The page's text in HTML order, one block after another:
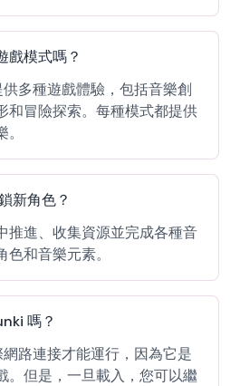
戲模式嗎？
多種遊戲體驗，包括音樂創
和冒險探索。每種模式都提供
新角色？
推進、收集資源並完成各種音
和音樂元素。
嗎？
路連接才能運行，因為它是
。但是，一旦載入，您可以繼